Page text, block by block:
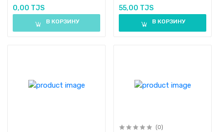
0,00 TJS
В КОРЗИНУ
55,00 TJS
В КОРЗИНУ
(0)